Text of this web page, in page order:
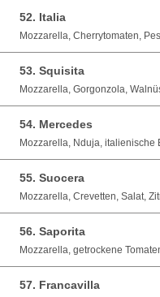
52. Italia
Mozzarella, Cherrytomaten,
53. Squisita
Mozzarella, Gorgonzola,
54. Mercedes
Mozzarella, Nduja, italienische
55. Suocera
Mozzarella, Crevetten, Salat,
56. Saporita
Mozzarella, getrockene
57. Francavilla